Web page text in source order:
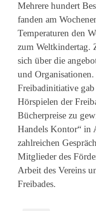
Mehrere hundert
fanden am
Temperaturen den
zum Weltkindertag.
sich über die
und
Freibadinitiative
Hörspielen der
Bücherpreise zu
Handels Kontor“ in
zahlreichen
Mitglieder des
Arbeit des Vereins
Freibades.